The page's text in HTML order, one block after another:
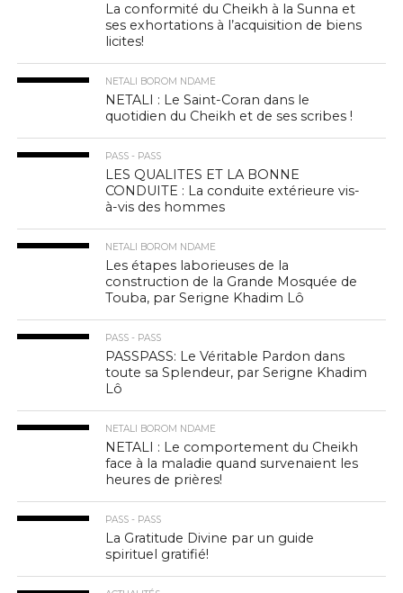
La conformité du Cheikh à la Sunna et
ses exhortations à l’acquisition de biens
licites!
NETALI BOROM NDAME
NETALI : Le Saint-Coran dans le
quotidien du Cheikh et de ses scribes !
PASS - PASS
LES QUALITES ET LA BONNE
CONDUITE : La conduite extérieure vis-
à-vis des hommes
NETALI BOROM NDAME
Les étapes laborieuses de la
construction de la Grande Mosquée de
Touba, par Serigne Khadim Lô
PASS - PASS
PASSPASS: Le Véritable Pardon dans
toute sa Splendeur, par Serigne Khadim
Lô
NETALI BOROM NDAME
NETALI : Le comportement du Cheikh
face à la maladie quand survenaient les
heures de prières!
PASS - PASS
La Gratitude Divine par un guide
spirituel gratifié!